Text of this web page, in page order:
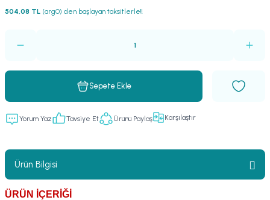
504,08 TL (arg0) den başlayan taksitlerle!!
Sepete Ekle
Yorum Yaz Tavsiye Et Ürünü Paylaş Karşılaştır
Ürün Bilgisi
ÜRÜN İÇERİĞİ